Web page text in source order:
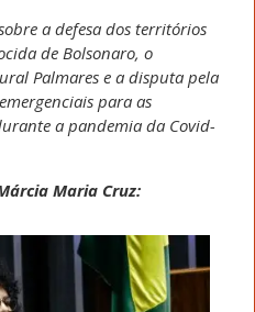
a defesa dos territórios
de Bolsonaro, o
Palmares e a disputa pela
para as
a pandemia da Covid-
Maria Cruz: